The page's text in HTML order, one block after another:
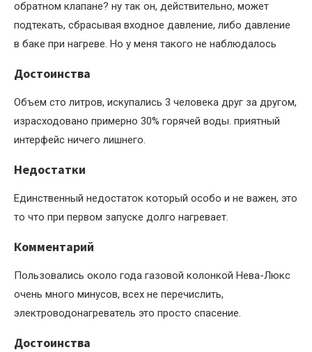
обратном клапане? ну так он, действительно, может
подтекать, сбрасывая входное давление, либо давление
в баке при нагреве. Но у меня такого не наблюдалось
Достоинства
Объем сто литров, искупались 3 человека друг за другом,
израсходовано примерно 30% горячей воды. приятный
интерфейс ничего лишнего.
Недостатки
Единственный недостаток который особо и не важен, это
то что при первом запуске долго нагревает.
Комментарий
Пользовались около года газовой колонкой Нева-Люкс
очень много минусов, всех не перечислить,
электроводонагреватель это просто спасение.
Достоинства